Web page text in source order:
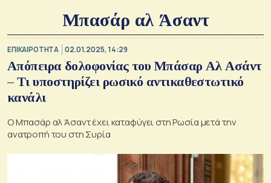
Μπασάρ αλ Άσαντ
ΕΠΙΚΑΙΡΟΤΗΤΑ 02.01.2025, 14:29
Απόπειρα δολοφονίας του Μπάσαρ Αλ Ασάντ
– Τι υποστηρίζει ρωσικό αντικαθεστωτικό
κανάλι
Ο Μπασάρ αλ Άσαντ έχει καταφύγει στη Ρωσία μετά την
ανατροπή του στη Συρία